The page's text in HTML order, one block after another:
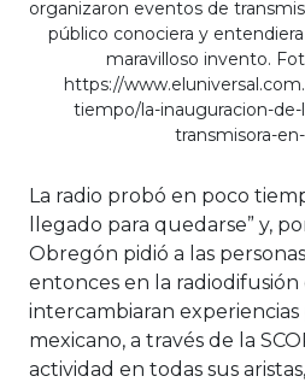
organizaron eventos de
público conociera y
maravilloso invento.
https://
tiempo/la-inauguracion-
transmisora-
La radio probó en poco
llegado para quedarse” y,
Obregón pidió a las
entonces en la
intercambiaran
mexicano, a través de la
actividad en todas sus